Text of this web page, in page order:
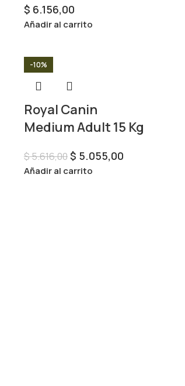
$ 6.156,00
Añadir al carrito
-10%
Royal Canin
Medium Adult 15 Kg
$5.616,00$ 5.055,00
Añadir al carrito